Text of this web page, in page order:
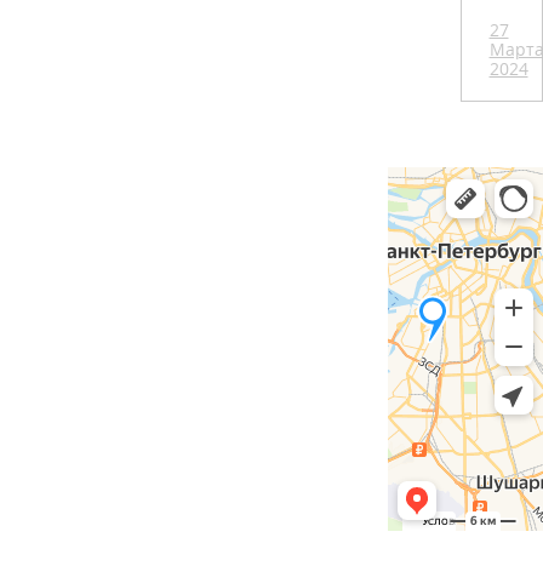
27
Марта
2024